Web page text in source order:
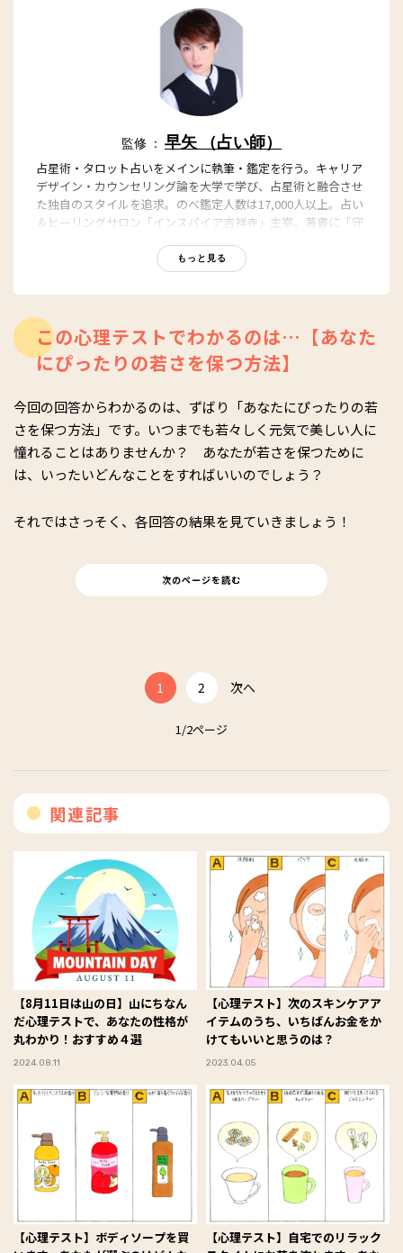
監修 ： 早矢 （占い師）
占星術・タロット占いをメインに執筆・鑑定を行う。キャリア
デザイン・カウンセリング論を大学で学び、占星術と融合させ
た独自のスタイルを追求。のべ鑑定人数は17,000人以上。占い
＆ヒーリングサロン「インスパイア吉祥寺」主宰。著書に「守
ミュニケーションズ）。
早矢公式サイト
早矢のYoutube公式ページ
もっと見る
この心理テストでわかるのは…【あなた
にぴったりの若さを保つ方法】
今回の回答からわかるのは、ずばり「あなたにぴったりの若
さを保つ方法」です。いつまでも若々しく元気で美しい人に
憧れることはありませんか？ あなたが若さを保つために
は、いったいどんなことをすればいいのでしょう？
それではさっそく、各回答の結果を見ていきましょう！
次のページを読む
1 2 次へ
1/2ページ
関連記事
【8月11日は山の日】山にちなん
だ心理テストで、あなたの性格が
丸わかり！おすすめ４選
2024.08.11
【心理テスト】次のスキンケアア
イテムのうち、いちばんお金をか
けてもいいと思うのは？
2023.04.05
【心理テスト】ボディソープを買
【心理テスト】自宅でのリラック